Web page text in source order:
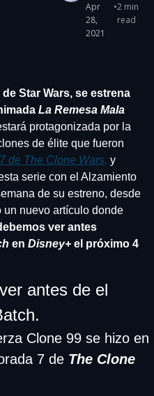
Apr
28,
2021
•2 min
read
Star Wars, se estrena
La Remesa Mala
protagonizada por la
de élite que fueron
de The Clone Wars, y
serie con el Alzamiento
un nuevo artículo donde
ver antes
en Disney+ el próximo 4
antes de el
Clone 99 se hizo en
7 de The Clone